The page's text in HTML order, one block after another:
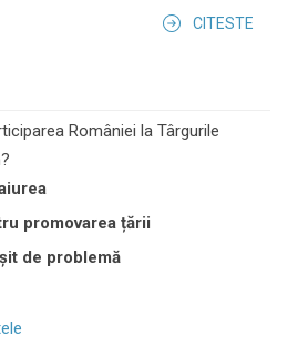
CITESTE
României la Târgurile
promovarea țării
de problemă